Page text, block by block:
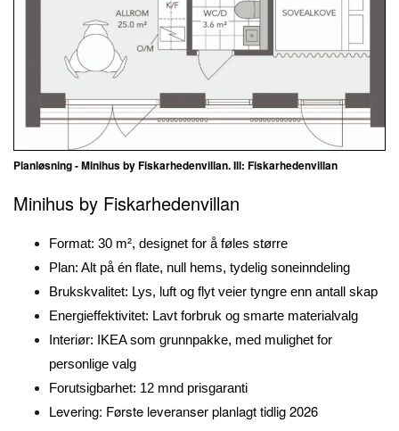
Planløsning - Minihus by Fiskarhedenvillan. Ill: Fiskarhedenvillan
Minihus by Fiskarhedenvillan
Format: 30 m², designet for å føles større
Plan: Alt på én flate, null hems, tydelig soneinndeling
Brukskvalitet: Lys, luft og flyt veier tyngre enn antall skap
Energieffektivitet: Lavt forbruk og smarte materialvalg
Interiør: IKEA som grunnpakke, med mulighet for
personlige valg
Forutsigbarhet: 12 mnd prisgaranti
Levering: Første leveranser planlagt tidlig 2026